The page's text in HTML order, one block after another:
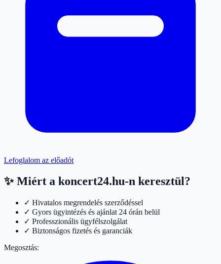
Lefoglalom az előadót
✨ Miért a koncert24.hu-n keresztül?
✓ Hivatalos megrendelés szerződéssel
✓ Gyors ügyintézés és ajánlat 24 órán belül
✓ Professzionális ügyfélszolgálat
✓ Biztonságos fizetés és garanciák
Megosztás: